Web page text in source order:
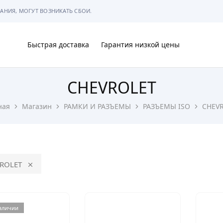
МОГУТ ВОЗНИКАТЬ СБОИ.
Быстрая доставка Гарантия низкой цены
Магазин РАМКИ И РАЗЪЕМЫ РАЗЪЕМЫ ISO
CHEVROLET